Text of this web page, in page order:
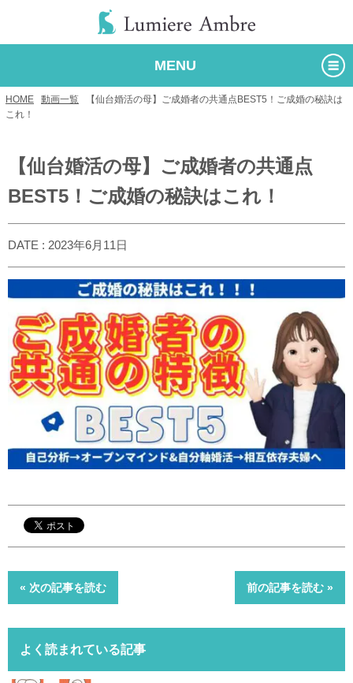
MENU
HOME 動画一覧
【仙台婚活の母】ご成婚者の共通点BEST5！ご成婚の秘訣は
これ！
【仙台婚活の母】ご成婚者の共通点
BEST5！ご成婚の秘訣はこれ！
DATE : 2023年6月11日
« 次の記事を読む 前の記事を読む »
よく読まれている記事